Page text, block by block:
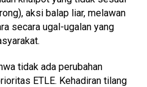
aksi balap liar, melawan
secara ugal-ugalan yang
tidak ada perubahan
ETLE. Kehadiran tilang